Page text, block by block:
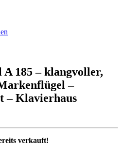
A 185 – klangvoller,
–
– Klavierhaus
verkauft!